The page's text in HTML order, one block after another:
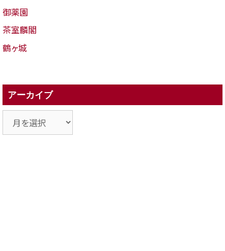
御薬園
茶室麟閣
鶴ヶ城
アーカイブ